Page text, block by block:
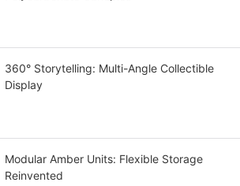
360° Storytelling: Multi-Angle Collectible
Display
Modular Amber Units: Flexible Storage
Reinvented